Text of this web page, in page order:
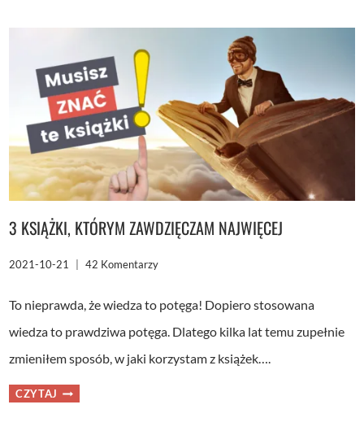
RYZYKO,
WYBRAĆ
W
2022
R.
3 KSIĄŻKI, KTÓRYM ZAWDZIĘCZAM NAJWIĘCEJ
2021-10-21 42 Komentarzy
To nieprawda, że wiedza to potęga! Dopiero stosowana
wiedza to prawdziwa potęga. Dlatego kilka lat temu zupełnie
zmieniłem sposób, w jaki korzystam z książek….
CZYTAJ 3
KSIĄŻKI,